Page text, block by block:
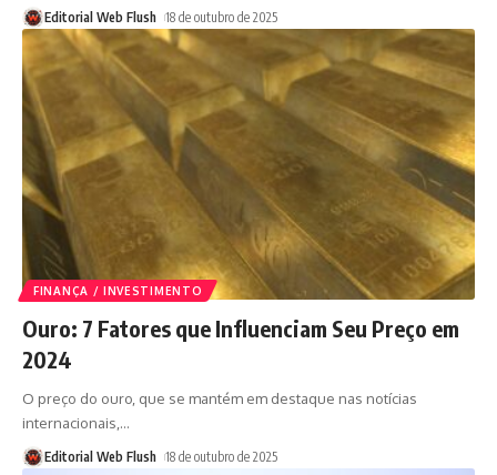
Editorial Web Flush 18 de outubro de 2025
FINANÇA / INVESTIMENTO
Ouro: 7 Fatores que Influenciam Seu Preço em
2024
O preço do ouro, que se mantém em destaque nas notícias
internacionais,…
Editorial Web Flush 18 de outubro de 2025